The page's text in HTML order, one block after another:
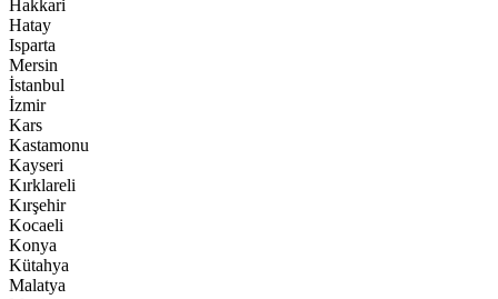
Hakkari
Hatay
Isparta
Mersin
İstanbul
İzmir
Kars
Kastamonu
Kayseri
Kırklareli
Kırşehir
Kocaeli
Konya
Kütahya
Malatya